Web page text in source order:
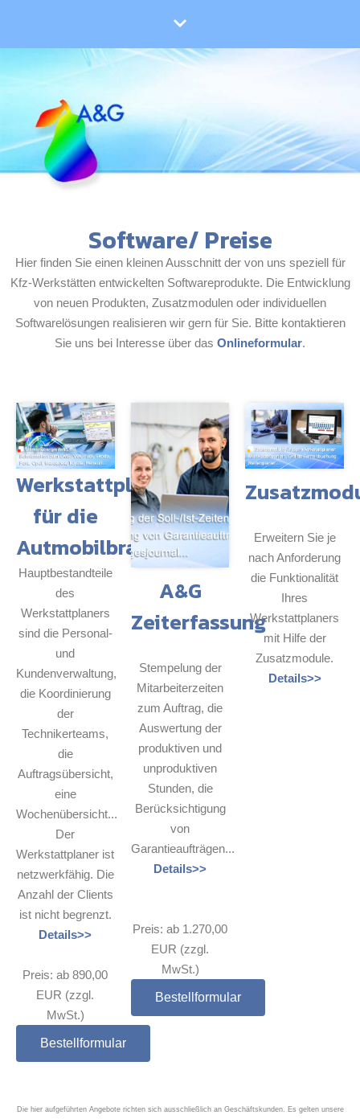
Software/ Preise
Hier finden Sie einen kleinen Ausschnitt der von uns speziell für
Kfz-Werkstätten entwickelten Softwareprodukte. Die Entwicklung
von neuen Produkten, Zusatzmodulen oder individuellen
Softwarelösungen realisieren wir gern für Sie. Bitte kontaktieren
Sie uns bei Interesse über das Onlineformular.
Werkstattplaner
für die
Autmobilbranche
Hauptbestandteile
des
Werkstattplaners
sind die Personal-
und
Kundenverwaltung,
die Koordinierung
der
Technikerteams,
die
Auftragsübersicht,
eine
Wochenübersicht...
Der
Werkstattplaner ist
netzwerkfähig. Die
Anzahl der Clients
ist nicht begrenzt.
Details>>
Preis: ab 890,00
EUR (zzgl.
MwSt.)
Bestellformular
A&G
Zeiterfassung
Stempelung der
Mitarbeiterzeiten
zum Auftrag, die
Auswertung der
produktiven und
unproduktiven
Stunden, die
Berücksichtigung
von
Garantieaufträgen...
Details>>
Preis: ab 1.270,00
EUR (zzgl.
MwSt.)
Bestellformular
Erweitern Sie je
nach Anforderung
die Funktionalität
Ihres
Werkstattplaners
mit Hilfe der
Zusatzmodule.
Details>>
Die hier aufgeführten Angebote richten sich ausschließlich an Geschäftskunden. Es gelten unsere